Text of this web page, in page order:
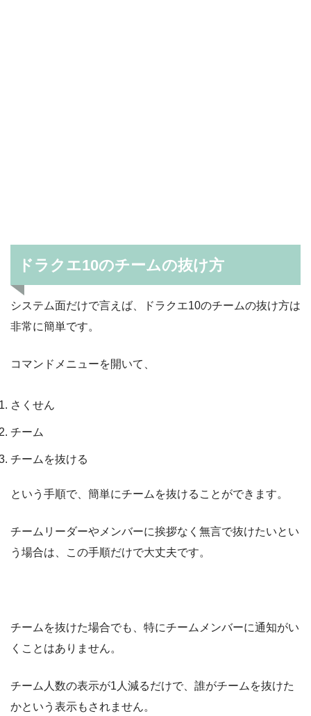
ドラクエ10のチームの抜け方
システム面だけで言えば、ドラクエ10のチームの抜け方は
非常に簡単です。
コマンドメニューを開いて、
さくせん
チーム
チームを抜ける
という手順で、簡単にチームを抜けることができます。
チームリーダーやメンバーに挨拶なく無言で抜けたいとい
う場合は、この手順だけで大丈夫です。
チームを抜けた場合でも、特にチームメンバーに通知がい
くことはありません。
チーム人数の表示が1人減るだけで、誰がチームを抜けた
かという表示もされません。